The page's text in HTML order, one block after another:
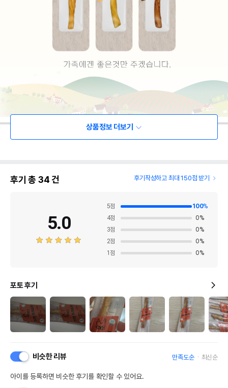
상품정보 더보기
후기 총 34건 후기작성하고 최대 150점 받기
5.0
5점 100%
4점 0%
3점 0%
2점 0%
1 점 0%
포토 후기
비슷한 리뷰 만족도순 최신순
아이를 등록하면 비슷한 후기를 확인할 수 있어요.